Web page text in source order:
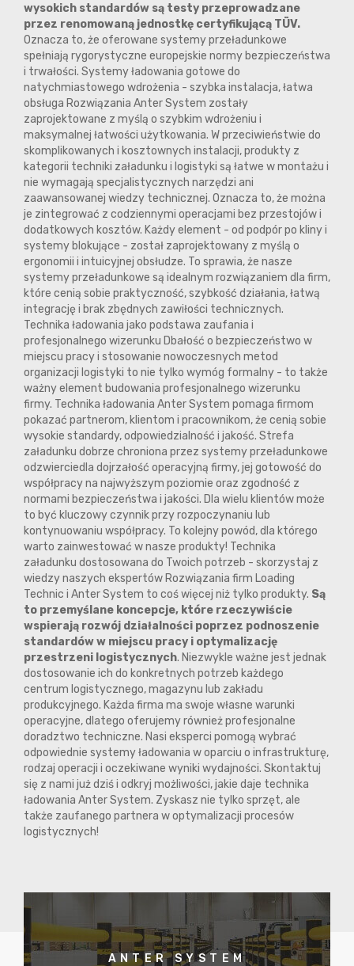
wysokich standardów są testy przeprowadzane
przez renomowaną jednostkę certyfikującą TÜV.
Oznacza to, że oferowane systemy przeładunkowe
spełniają rygorystyczne europejskie normy bezpieczeństwa
i trwałości. Systemy ładowania gotowe do
natychmiastowego wdrożenia - szybka instalacja, łatwa
obsługa Rozwiązania Anter System zostały
zaprojektowane z myślą o szybkim wdrożeniu i
maksymalnej łatwości użytkowania. W przeciwieństwie do
skomplikowanych i kosztownych instalacji, produkty z
kategorii techniki załadunku i logistyki są łatwe w montażu i
nie wymagają specjalistycznych narzędzi ani
zaawansowanej wiedzy technicznej. Oznacza to, że można
je zintegrować z codziennymi operacjami bez przestojów i
dodatkowych kosztów. Każdy element - od podpór po kliny i
systemy blokujące - został zaprojektowany z myślą o
ergonomii i intuicyjnej obsłudze. To sprawia, że nasze
systemy przeładunkowe są idealnym rozwiązaniem dla firm,
które cenią sobie praktyczność, szybkość działania, łatwą
integrację i brak zbędnych zawiłości technicznych.
Technika ładowania jako podstawa zaufania i
profesjonalnego wizerunku Dbałość o bezpieczeństwo w
miejscu pracy i stosowanie nowoczesnych metod
organizacji logistyki to nie tylko wymóg formalny - to także
ważny element budowania profesjonalnego wizerunku
firmy. Technika ładowania Anter System pomaga firmom
pokazać partnerom, klientom i pracownikom, że cenią sobie
wysokie standardy, odpowiedzialność i jakość. Strefa
załadunku dobrze chroniona przez systemy przeładunkowe
odzwierciedla dojrzałość operacyjną firmy, jej gotowość do
współpracy na najwyższym poziomie oraz zgodność z
normami bezpieczeństwa i jakości. Dla wielu klientów może
to być kluczowy czynnik przy rozpoczynaniu lub
kontynuowaniu współpracy. To kolejny powód, dla którego
warto zainwestować w nasze produkty! Technika
załadunku dostosowana do Twoich potrzeb - skorzystaj z
wiedzy naszych ekspertów Rozwiązania firm Loading
Technic i Anter System to coś więcej niż tylko produkty. Są
to przemyślane koncepcje, które rzeczywiście
wspierają rozwój działalności poprzez podnoszenie
standardów w miejscu pracy i optymalizację
przestrzeni logistycznych. Niezwykle ważne jest jednak
dostosowanie ich do konkretnych potrzeb każdego
centrum logistycznego, magazynu lub zakładu
produkcyjnego. Każda firma ma swoje własne warunki
operacyjne, dlatego oferujemy również profesjonalne
doradztwo techniczne. Nasi eksperci pomogą wybrać
odpowiednie systemy ładowania w oparciu o infrastrukturę,
rodzaj operacji i oczekiwane wyniki wydajności. Skontaktuj
się z nami już dziś i odkryj możliwości, jakie daje technika
ładowania Anter System. Zyskasz nie tylko sprzęt, ale
także zaufanego partnera w optymalizacji procesów
logistycznych!
ANTER SYSTEM